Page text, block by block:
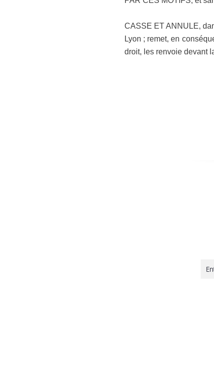
CASSE ET ANNULE,
Lyon ; remet, en
droit, les renvoie devant